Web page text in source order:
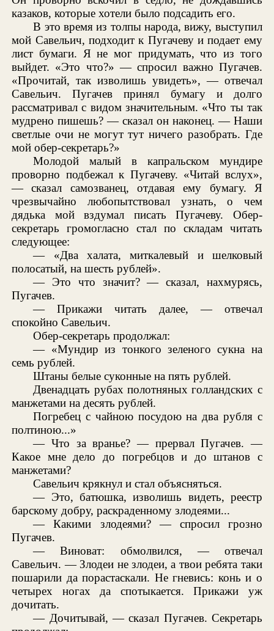
казаков, которые хотели было подсадить его.
В это время из толпы народа, вижу, выступил
мой Савельич, подходит к Пугачеву и подает ему
лист бумаги. Я не мог придумать, что из того
выйдет. «Это что?» — спросил важно Пугачев.
«Прочитай, так изволишь увидеть», — отвечал
Савельич. Пугачев принял бумагу и долго
рассматривал с видом значительным. «Что ты так
мудрено пишешь? — сказал он наконец. — Наши
светлые очи не могут тут ничего разобрать. Где
мой обер-секретарь?»
Молодой малый в капральском мундире
проворно подбежал к Пугачеву. «Читай вслух»,
— сказал самозванец, отдавая ему бумагу. Я
чрезвычайно любопытствовал узнать, о чем
дядька мой вздумал писать Пугачеву. Обер-
секретарь громогласно стал по складам читать
следующее:
— «Два халата, миткалевый и шелковый
полосатый, на шесть рублей».
— Это что значит? — сказал, нахмурясь,
Пугачев.
— Прикажи читать далее, — отвечал
спокойно Савельич.
Обер-секретарь продолжал:
— «Мундир из тонкого зеленого сукна на
семь рублей.
Штаны белые суконные на пять рублей.
Двенадцать рубах полотняных голландских с
манжетами на десять рублей.
Погребец с чайною посудою на два рубля с
полтиною...»
— Что за вранье? — прервал Пугачев. —
Какое мне дело до погребцов и до штанов с
манжетами?
Савельич крякнул и стал объясняться.
— Это, батюшка, изволишь видеть, реестр
барскому добру, раскраденному злодеями...
— Какими злодеями? — спросил грозно
Пугачев.
— Виноват: обмолвился, — отвечал
Савельич. — Злодеи не злодеи, а твои ребята таки
пошарили да порастаскали. Не гневись: конь и о
четырех ногах да спотыкается. Прикажи уж
дочитать.
— Дочитывай, — сказал Пугачев. Секретарь